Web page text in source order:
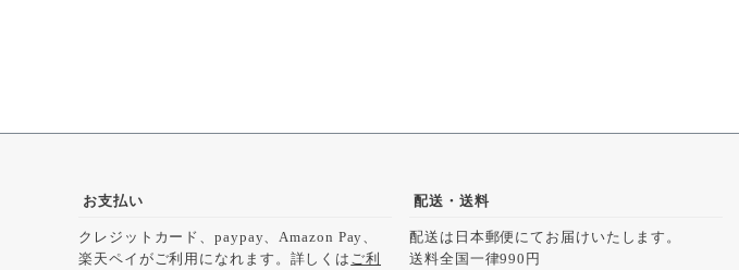
お支払い
クレジットカード、paypay、Amazon Pay、
楽天ペイがご利用になれます。詳しくは ご利
配送・送料
配送は日本郵便にてお届けいたします。
送料全国一律990円